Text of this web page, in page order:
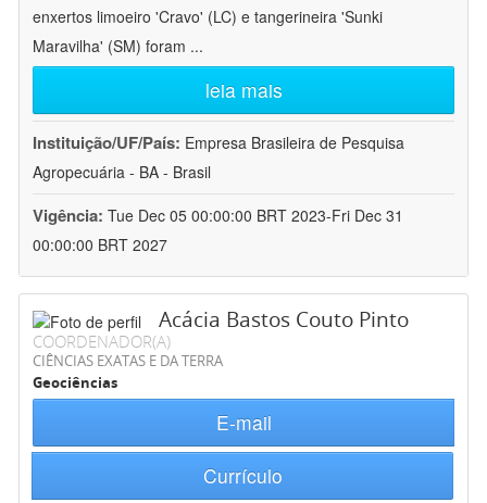
enxertos limoeiro 'Cravo' (LC) e tangerineira 'Sunki
Maravilha' (SM) foram ...
leia mais
Instituição/UF/País: Empresa Brasileira de Pesquisa
Agropecuária - BA - Brasil
Vigência: Tue Dec 05 00:00:00 BRT 2023-Fri Dec 31
00:00:00 BRT 2027
Acácia Bastos Couto Pinto
COORDENADOR(A)
CIÊNCIAS EXATAS E DA TERRA
Geociências
E-mail
Currículo